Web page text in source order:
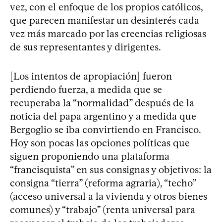
vez, con el enfoque de los propios católicos,
que parecen manifestar un desinterés cada
vez más marcado por las creencias religiosas
de sus representantes y dirigentes.
[Los intentos de apropiación] fueron
perdiendo fuerza, a medida que se
recuperaba la “normalidad” después de la
noticia del papa argentino y a medida que
Bergoglio se iba convirtiendo en Francisco.
Hoy son pocas las opciones políticas que
siguen proponiendo una plataforma
“francisquista” en sus consignas y objetivos: la
consigna “tierra” (reforma agraria), “techo”
(acceso universal a la vivienda y otros bienes
comunes) y “trabajo” (renta universal para